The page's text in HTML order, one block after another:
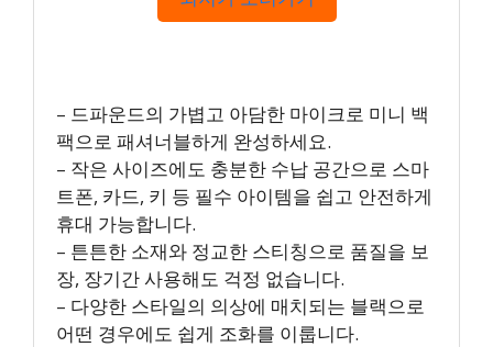
– 드파운드의 가볍고 아담한 마이크로 미니 백
팩으로 패셔너블하게 완성하세요.
– 작은 사이즈에도 충분한 수납 공간으로 스마
트폰, 카드, 키 등 필수 아이템을 쉽고 안전하게
휴대 가능합니다.
– 튼튼한 소재와 정교한 스티칭으로 품질을 보
장, 장기간 사용해도 걱정 없습니다.
– 다양한 스타일의 의상에 매치되는 블랙으로
어떤 경우에도 쉽게 조화를 이룹니다.